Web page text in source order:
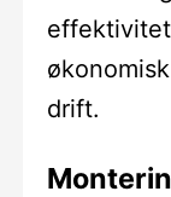
drift.